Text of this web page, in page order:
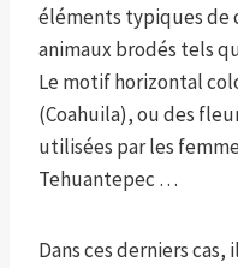
éléments typiques de
animaux brodés tels
Le motif horizontal
(Coahuila), ou des
utilisées par les
Tehuantepec …
Dans ces derniers